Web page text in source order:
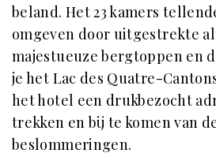
beland. Het 23 kamers
omgeven door uitgestrekte
majestueuze bergtoppen en
je het Lac des Quatre-
het hotel een drukbezocht
trekken en bij te komen van
beslommeringen.